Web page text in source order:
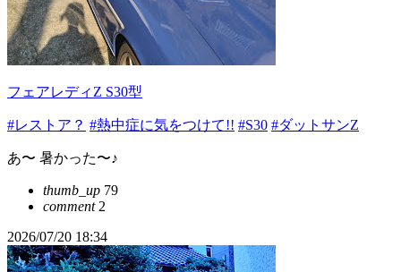
フェアレディZ S30型
#レストア？ #熱中症に気をつけて!! #S30 #ダットサンZ
あ〜 暑かった〜♪
thumb_up 79
comment2
2026/07/20 18:34